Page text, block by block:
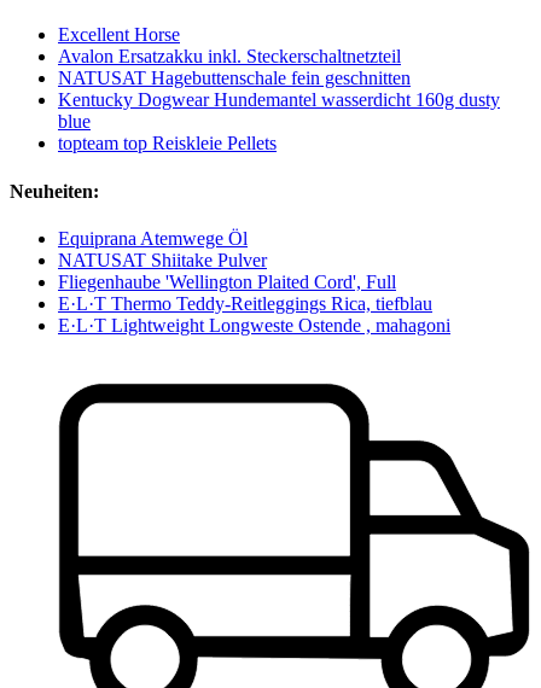
Excellent Horse
Avalon Ersatzakku inkl. Steckerschaltnetzteil
NATUSAT Hagebuttenschale fein geschnitten
Kentucky Dogwear Hundemantel wasserdicht 160g dusty
blue
topteam top Reiskleie Pellets
Neuheiten:
Equiprana Atemwege Öl
NATUSAT Shiitake Pulver
Fliegenhaube 'Wellington Plaited Cord', Full
E·L·T Thermo Teddy-Reitleggings Rica, tiefblau
E·L·T Lightweight Longweste Ostende , mahagoni